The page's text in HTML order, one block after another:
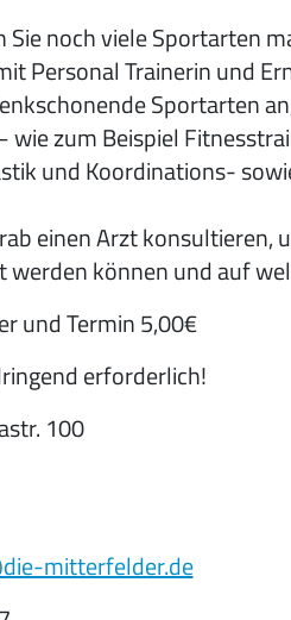
noch viele Sportarten
Personal Trainerin und
Sportarten
wie zum Beispiel
und Koordinations-
einen Arzt konsultieren,
können und auf
und Termin 5,00€
erforderlich!
100
mitterfelder.de